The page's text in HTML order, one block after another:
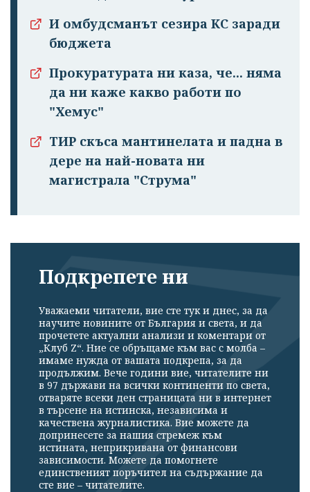
И омбудсманът сезира КС заради
бюджета
Прокуратурата ни каза, че... няма
да ни каже какво работи по
"Хемус"
ТИР скъса мантинелата и падна в
дере на най-новата ни
магистрала "Струма"
Подкрепете ни
Уважаеми читатели, вие сте тук и днес, за да
научите новините от България и света, и да
прочетете актуални анализи и коментари от
„Клуб Z“. Ние се обръщаме към вас с молба –
имаме нужда от вашата подкрепа, за да
продължим. Вече години вие, читателите ни
в 97 държави на всички континенти по света,
отваряте всеки ден страницата ни в интернет
в търсене на истинска, независима и
качествена журналистика. Вие можете да
допринесете за нашия стремеж към
истината, неприкривана от финансови
зависимости. Можете да помогнете
единственият поръчител на съдържание да
сте вие – читателите.